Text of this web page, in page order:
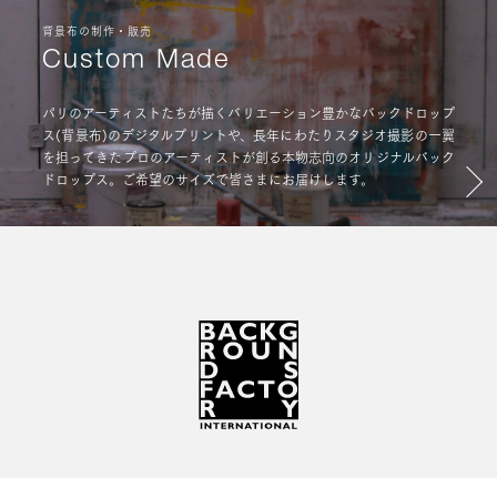
背景布の制作・販売
Custom Made
パリのアーティストたちが描くバリエーション豊かなバックドロップ
ス(背景布)のデジタルプリントや、長年にわたりスタジオ撮影の一翼
を担ってきたプロのアーティストが創る本物志向のオリジナルバック
ドロップス。ご希望のサイズで皆さまにお届けします。